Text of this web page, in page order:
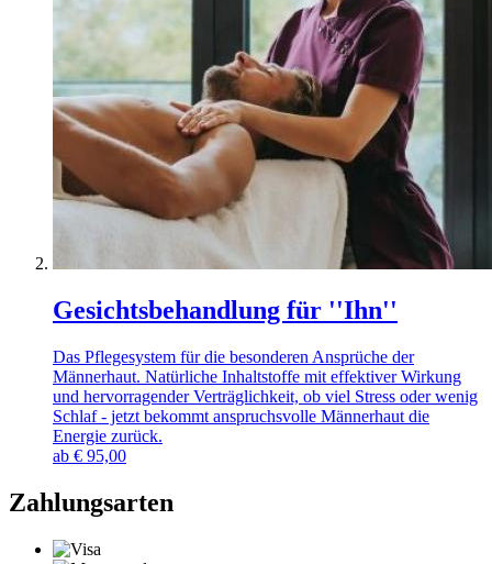
Gesichtsbehandlung für ''Ihn''
Das Pflegesystem für die besonderen Ansprüche der
Männerhaut. Natürliche Inhaltstoffe mit effektiver Wirkung
und hervorragender Verträglichkeit, ob viel Stress oder wenig
Schlaf - jetzt bekommt anspruchsvolle Männerhaut die
Energie zurück.
ab € 95,00
Zahlungsarten